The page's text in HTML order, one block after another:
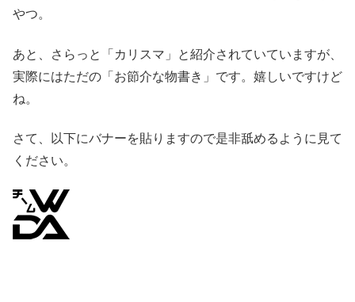
やつ。
あと、さらっと「カリスマ」と紹介されていていますが、
実際にはただの「お節介な物書き」です。嬉しいですけど
ね。
さて、以下にバナーを貼りますので是非舐めるように見て
ください。